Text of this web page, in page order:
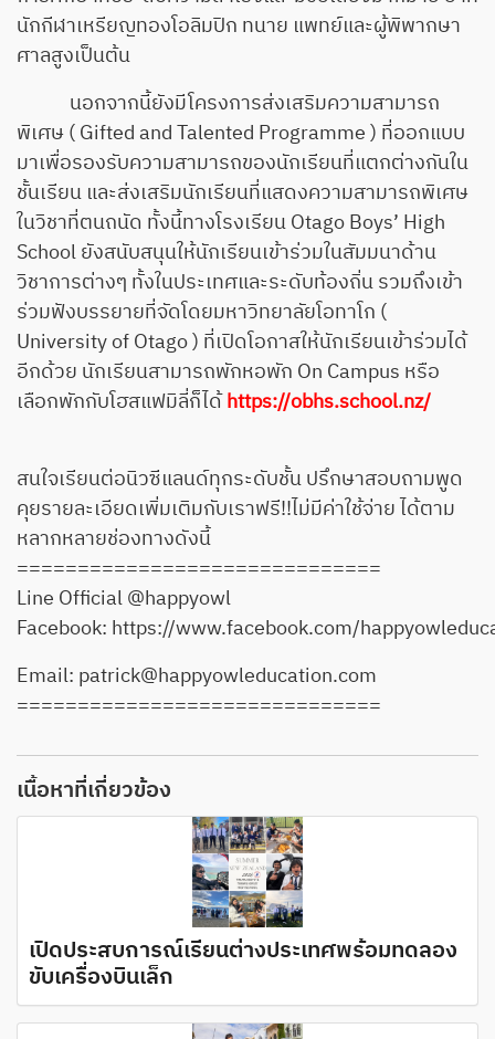
นักกีฬาเหรียญทองโอลิมปิก ทนาย แพทย์และผู้พิพากษา
ศาลสูงเป็นต้น
นอกจากนี้ยังมีโครงการส่งเสริมความสามารถ
พิเศษ ( Gifted and Talented Programme ) ที่ออกแบบ
มาเพื่อรองรับความสามารถของนักเรียนที่แตกต่างกันใน
ชั้นเรียน และส่งเสริมนักเรียนที่แสดงความสามารถพิเศษ
ในวิชาที่ตนถนัด ทั้งนี้ทางโรงเรียน Otago Boys’ High
School ยังสนับสนุนให้นักเรียนเข้าร่วมในสัมมนาด้าน
วิชาการต่างๆ ทั้งในประเทศและระดับท้องถิ่น รวมถึงเข้า
ร่วมฟังบรรยายที่จัดโดยมหาวิทยาลัยโอทาโก (
University of Otago ) ที่เปิดโอกาสให้นักเรียนเข้าร่วมได้
อีกด้วย นักเรียนสามารถพักหอพัก On Campus หรือ
เลือกพักกับโฮสแฟมิลี่ก็ได้https://obhs.school.nz/
สนใจเรียนต่อนิวซีแลนด์ทุกระดับชั้น ปรึกษาสอบถามพูด
คุยรายละเอียดเพิ่มเติมกับเราฟรี!!ไม่มีค่าใช้จ่าย ได้ตาม
หลากหลายช่องทางดังนี้
==============================
Line Official @happyowl
Facebook: https://www.facebook.com/
Email: patrick@happyowleducation.com
==============================
เนื้อหาที่เกี่ยวข้อง
เปิดประสบการณ์เรียนต่างประเทศพร้อมทดลอง
ขับเครื่องบินเล็ก